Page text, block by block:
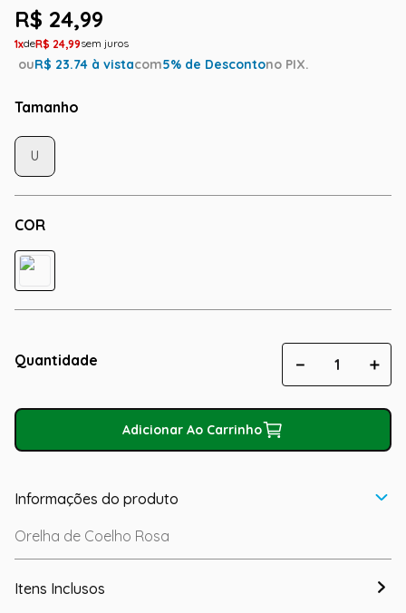
R$ 24,99
1 R$ 24,99
ouR$ 23.74 à vistacom5% de Descontono PIX.
Tamanho
COR
U
Quantidade ＋
－
Adicionar Ao Carrinho
Informações do produto
Orelha de Coelho Rosa
Itens Inclusos